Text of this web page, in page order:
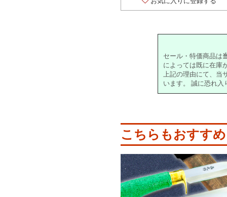
セール・特価商品は
によっては既に在庫
上記の理由にて、当
います。 誠に恐れ
こちらもおすす